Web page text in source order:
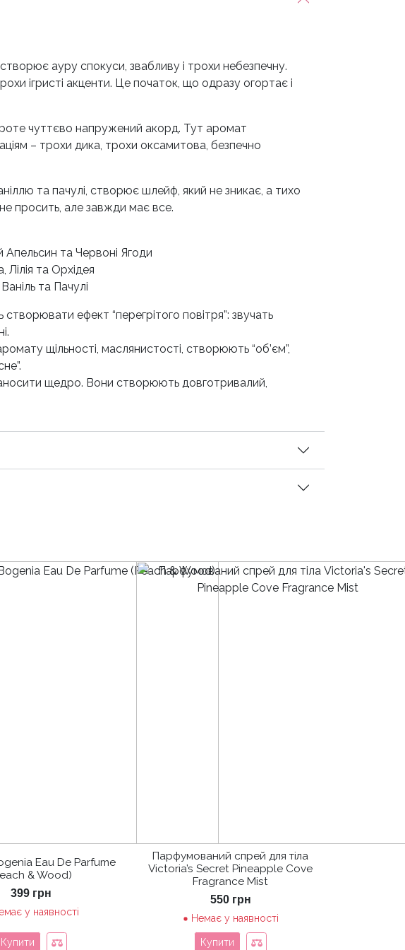
ауру спокуси, звабливу і трохи небезпечну.
ігристі акценти. Це початок, що одразу огортає і
чуттєво напружений акорд. Тут аромат
– трохи дика, трохи оксамитова, безпечно
та пачулі, створює шлейф, який не зникає, а тихо
просить, але завжди має все.
та Червоні Ягоди
Лілія та Орхідея
та Пачулі
ефект “перегрітого повітря”: звучать
щільності, маслянистості, створюють “об’єм”,
щедро. Вони створюють довготривалий,
Eau De Parfume
& Wood)
399 грн
у наявності
Купити
Парфумований спрей для тіла
Victoria’s Secret Pineapple Cove
Fragrance Mist
550 грн
Немає у наявності
Купити